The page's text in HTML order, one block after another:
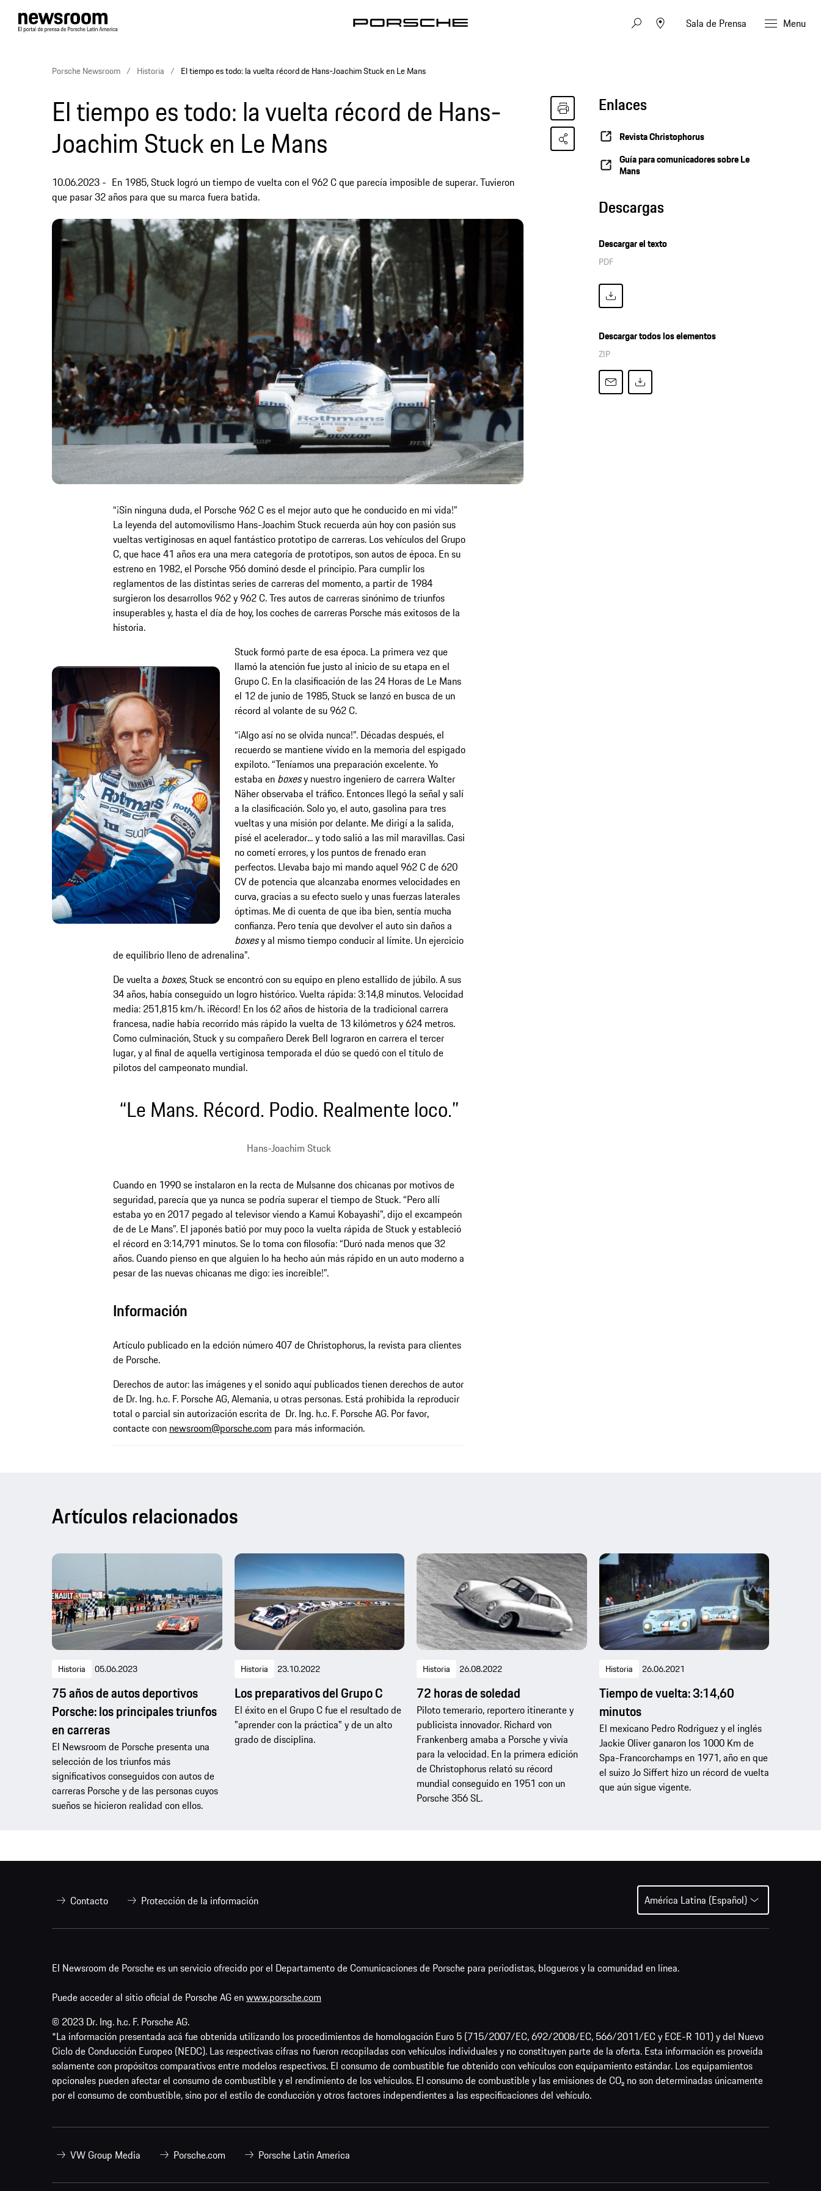
Sala de Prensa Menu
Porsche Newsroom Historia El tiempo es todo: la vuelta récord de Hans-Joachim Stuck en Le Mans
El tiempo es todo: la vuelta récord de Hans-
Joachim Stuck en Le Mans
10.06.2023
En 1985, Stuck logró un tiempo de vuelta con el 962 C que parecía imposible de superar. Tuvieron
que pasar 32 años para que su marca fuera batida.
“¡Sin ninguna duda, el Porsche 962 C es el mejor auto que he conducido en mi vida!”
La leyenda del automovilismo Hans-Joachim Stuck recuerda aún hoy con pasión sus
vueltas vertiginosas en aquel fantástico prototipo de carreras. Los vehículos del Grupo
C, que hace 41 años era una mera categoría de prototipos, son autos de época. En su
estreno en 1982, el Porsche 956 dominó desde el principio. Para cumplir los
reglamentos de las distintas series de carreras del momento, a partir de 1984
surgieron los desarrollos 962 y 962 C. Tres autos de carreras sinónimo de triunfos
insuperables y, hasta el día de hoy, los coches de carreras Porsche más exitosos de la
historia.
Stuck formó parte de esa época. La primera vez que
llamó la atención fue justo al inicio de su etapa en el
Grupo C. En la clasificación de las 24 Horas de Le Mans
el 12 de junio de 1985, Stuck se lanzó en busca de un
récord al volante de su 962 C.
“¡Algo así no se olvida nunca!”. Décadas después, el
recuerdo se mantiene vívido en la memoria del espigado
expiloto. “Teníamos una preparación excelente. Yo
estaba en boxesy nuestro ingeniero de carrera Walter
Näher observaba el tráfico. Entonces llegó la señal y salí
a la clasificación. Solo yo, el auto, gasolina para tres
vueltas y una misión por delante. Me dirigí a la salida,
pisé el acelerador... y todo salió a las mil maravillas. Casi
no cometí errores, y los puntos de frenado eran
perfectos. Llevaba bajo mi mando aquel 962 C de 620
CV de potencia que alcanzaba enormes velocidades en
curva, gracias a su efecto suelo y unas fuerzas laterales
óptimas. Me di cuenta de que iba bien, sentía mucha
confianza. Pero tenía que devolver el auto sin daños a
boxesy al mismo tiempo conducir al límite. Un ejercicio
de equilibrio lleno de adrenalina”.
De vuelta a boxes, Stuck se encontró con su equipo en pleno estallido de júbilo. A sus
34 años, había conseguido un logro histórico. Vuelta rápida: 3:14,8 minutos. Velocidad
media: 251,815 km/h. ¡Récord! En los 62 años de historia de la tradicional carrera
francesa, nadie había recorrido más rápido la vuelta de 13 kilómetros y 624 metros.
Como culminación, Stuck y su compañero Derek Bell lograron en carrera el tercer
lugar, y al final de aquella vertiginosa temporada el dúo se quedó con el título de
pilotos del campeonato mundial.
“Le Mans. Récord. Podio. Realmente loco.”
Hans-Joachim Stuck
Cuando en 1990 se instalaron en la recta de Mulsanne dos chicanas por motivos de
seguridad, parecía que ya nunca se podría superar el tiempo de Stuck. “Pero allí
estaba yo en 2017 pegado al televisor viendo a Kamui Kobayashi”, dijo el excampeón
de de Le Mans”. El japonés batió por muy poco la vuelta rápida de Stuck y estableció
el récord en 3:14,791 minutos. Se lo toma con filosofía: “Duró nada menos que 32
años. Cuando pienso en que alguien lo ha hecho aún más rápido en un auto moderno a
pesar de las nuevas chicanas me digo: ¡es increíble!”.
Información
Artículo publicado en la edción número 407 de Christophorus, la revista para clientes
de Porsche.
Derechos de autor: las imágenes y el sonido aquí publicados tienen derechos de autor
de Dr. Ing. h.c. F. Porsche AG, Alemania, u otras personas. Está prohibida la reproducir
total o parcial sin autorización escrita de Dr. Ing. h.c. F. Porsche AG. Por favor,
contacte con newsroom@porsche.com para más información.
Enlaces
Revista Christophorus
Guía para comunicadores sobre Le
Mans
Descargas
Descargar el texto
PDF
Descargar todos los elementos
ZIP
Artículos relacionados
Historia 05.06.2023
75 años de autos deportivos
Porsche: los principales triunfos
en carreras
El Newsroom de Porsche presenta una
selección de los triunfos más
significativos conseguidos con autos de
carreras Porsche y de las personas cuyos
sueños se hicieron realidad con ellos.
Historia 23.10.2022
Los preparativos del Grupo C
El éxito en el Grupo C fue el resultado de
"aprender con la práctica" y de un alto
grado de disciplina.
Historia 26.08.2022
72 horas de soledad
Piloto temerario, reportero itinerante y
publicista innovador. Richard von
Frankenberg amaba a Porsche y vivía
para la velocidad. En la primera edición
de Christophorus relató su récord
mundial conseguido en 1951 con un
Porsche 356 SL.
Historia 26.06.2021
Tiempo de vuelta: 3:14,60
minutos
El mexicano Pedro Rodriguez y el inglés
Jackie Oliver ganaron los 1000 Km de
Spa-Francorchamps en 1971, año en que
el suizo Jo Siffert hizo un récord de vuelta
que aún sigue vigente.
Contacto Protección de la información América Latina (Español)
El Newsroom de Porsche es un servicio ofrecido por el Departamento de Comunicaciones de Porsche para periodistas, blogueros y la comunidad en línea.
Puede acceder al sitio oficial de Porsche AG enwww.porsche.com
© 2023 Dr. Ing. h.c. F. Porsche AG.
*La información presentada acá fue obtenida utilizando los procedimientos de homologación Euro 5 (715/2007/EC, 692/2008/EC, 566/2011/EC y ECE-R 101) y del Nuevo
Ciclo de Conducción Europeo (NEDC). Las respectivas cifras no fueron recopiladas con vehículos individuales y no constituyen parte de la oferta. Esta información es proveída
solamente con propósitos comparativos entre modelos respectivos. El consumo de combustible fue obtenido con vehículos con equipamiento estándar. Los equipamientos
opcionales pueden afectar el consumo de combustible y el rendimiento de los vehículos. El consumo de combustible y las emisiones de CO₂ no son determinadas únicamente
por el consumo de combustible, sino por el estilo de conducción y otros factores independientes a las especificaciones del vehículo.
VW Group Media Porsche.com Porsche Latin America